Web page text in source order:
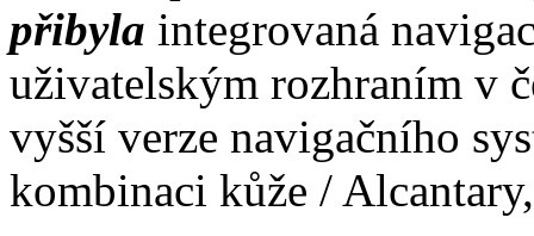
přibyla integrovaná
uživatelským rozhraním v
vyšší verze navigačního
kombinaci kůže /